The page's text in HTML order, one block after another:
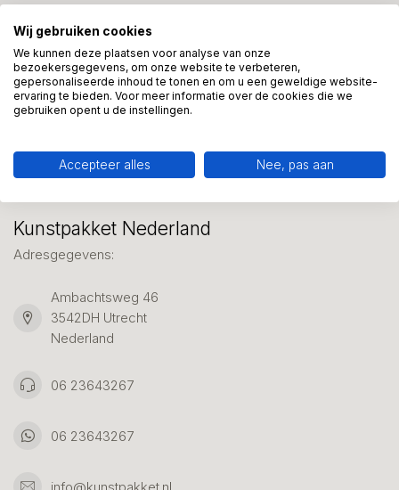
Meer informatie?
We helpen graag met uw keuze of geven advies, bel of app
ons 7 dagen per week: 06-23643267
Kunstpakket Nederland
Adresgegevens:
Ambachtsweg 46
3542DH Utrecht
Nederland
06 23643267
06 23643267
info@kunstpakket.nl
Wij gebruiken cookies
We kunnen deze plaatsen voor analyse van onze
bezoekersgegevens, om onze website te verbeteren,
gepersonaliseerde inhoud te tonen en om u een geweldige website-
ervaring te bieden. Voor meer informatie over de cookies die we
gebruiken opent u de instellingen.
Accepteer alles Nee, pas aan